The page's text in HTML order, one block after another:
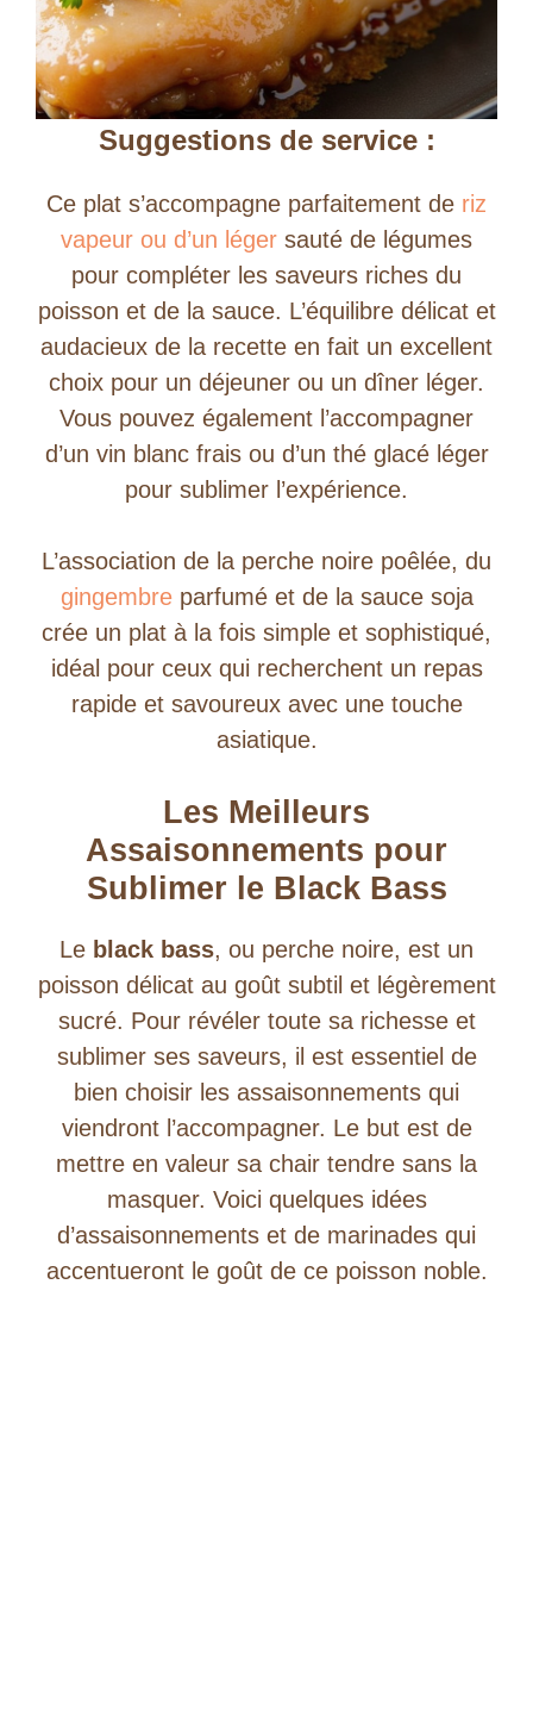
Suggestions de service :
Ce plat s’accompagne parfaitement de riz
vapeur ou d’un léger sauté de légumes
pour compléter les saveurs riches du
poisson et de la sauce. L’équilibre délicat et
audacieux de la recette en fait un excellent
choix pour un déjeuner ou un dîner léger.
Vous pouvez également l’accompagner
d’un vin blanc frais ou d’un thé glacé léger
pour sublimer l’expérience.
L’association de la perche noire poêlée, du
gingembreparfumé et de la sauce soja
crée un plat à la fois simple et sophistiqué,
idéal pour ceux qui recherchent un repas
rapide et savoureux avec une touche
asiatique.
Les Meilleurs
Assaisonnements pour
Sublimer le Black Bass
Le black bass, ou perche noire, est un
poisson délicat au goût subtil et légèrement
sucré. Pour révéler toute sa richesse et
sublimer ses saveurs, il est essentiel de
bien choisir les assaisonnements qui
viendront l’accompagner. Le but est de
mettre en valeur sa chair tendre sans la
masquer. Voici quelques idées
d’assaisonnements et de marinades qui
accentueront le goût de ce poisson noble.